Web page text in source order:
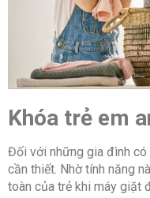
Khóa trẻ em
Đối với những gia đình
cần thiết. Nhờ tính năng
toàn của trẻ khi máy giặt